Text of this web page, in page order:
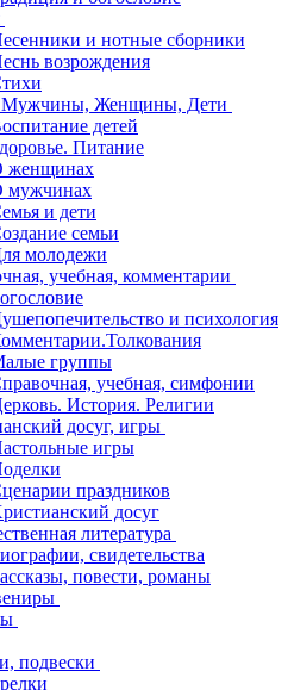
и нотные сборники
возрождения
Мужчины, Женщины, Дети
детей
Питание
женщинах
мужчинах
и дети
семьи
молодежи
учебная, комментарии
и психология
группы
учебная, симфонии
История. Религии
досуг, игры
игры
праздников
досуг
литература
свидетельства
повести, романы
подвески